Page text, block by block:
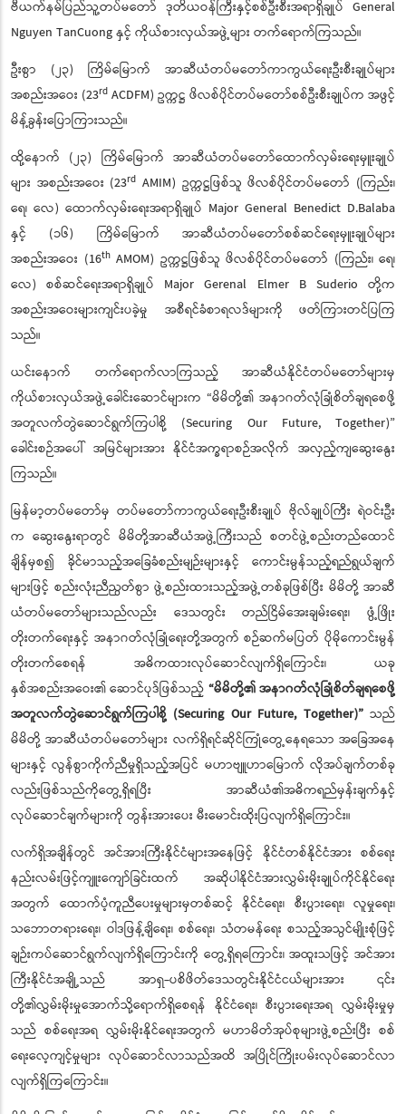
ဗီယက်နမ်ပြည်သူ့တပ်မတော် ဒုတိယဝန်ကြီးနှင့်စစ်ဦးစီးအရာရှိချုပ် General
Nguyen TanCuong နှင့် ကိုယ်စားလှယ်အဖွဲ့များ တက်ရောက်ကြသည်။
ဦးစွာ (၂၃) ကြိမ်မြောက် အာဆီယံတပ်မတော်ကာကွယ်ရေးဦးစီးချုပ်များ
အစည်းအဝေး (23rd ACDFM) ဥက္ကဋ္ဌ ဖိလစ်ပိုင်တပ်မတော်စစ်ဦးစီးချုပ်က အဖွင့်
မိန့်ခွန်းပြောကြားသည်။
ထို့နောက် (၂၃) ကြိမ်မြောက် အာဆီယံတပ်မတော်ထောက်လှမ်းရေးမှူးချုပ်
များ အစည်းအဝေး (23rd AMIM) ဥက္ကဋ္ဌဖြစ်သူ ဖိလစ်ပိုင်တပ်မတော် (ကြည်း၊
ရေ၊ လေ) ထောက်လှမ်းရေးအရာရှိချုပ် Major General Benedict D.Balaba
နှင့် (၁၆) ကြိမ်မြောက် အာဆီယံတပ်မတော်စစ်ဆင်ရေးမှူးချုပ်များ
အစည်းအဝေး (16thAMOM) ဥက္ကဋ္ဌဖြစ်သူ ဖိလစ်ပိုင်တပ်မတော် (ကြည်း၊ ရေ၊
လေ) စစ်ဆင်ရေးအရာရှိချုပ် Major Gerenal Elmer B Suderio တို့က
အစည်းအဝေးများကျင်းပခဲ့မှု အစီရင်ခံစာရလဒ်များကို ဖတ်ကြားတင်ပြကြ
သည်။
ယင်းနောက် တက်ရောက်လာကြသည့် အာဆီယံနိုင်ငံတပ်မတော်များမှ
ကိုယ်စားလှယ်အဖွဲ့ခေါင်းဆောင်များက “မိမိတို့၏ အနာဂတ်လုံခြုံစိတ်ချရစေဖို့
အတူလက်တွဲဆောင်ရွက်ကြပါစို့ (Securing Our Future, Together)”
ခေါင်းစဉ်အပေါ် အမြင်များအား နိုင်ငံအက္ခရာစဉ်အလိုက် အလှည့်ကျဆွေးနွေး
ကြသည်။
မြန်မာ့တပ်မတော်မှ တပ်မတော်ကာကွယ်ရေးဦးစီးချုပ် ဗိုလ်ချုပ်ကြီး ရဲဝင်းဦး
က ဆွေးနွေးရာတွင် မိမိတို့အာဆီယံအဖွဲ့ကြီးသည် စတင်ဖွဲ့စည်းတည်ထောင်
ချိန်မှစ၍ ခိုင်မာသည့်အခြေခံစည်းမျဉ်းများနှင့် ကောင်းမွန်သည့်ရည်ရွယ်ချက်
များဖြင့် စည်းလုံးညီညွတ်စွာ ဖွဲ့စည်းထားသည့်အဖွဲ့တစ်ခုဖြစ်ပြီး မိမိတို့ အာဆီ
ယံတပ်မတော်များသည်လည်း ဒေသတွင်း တည်ငြိမ်အေးချမ်းရေး၊ ဖွံ့ဖြိုး
တိုးတက်ရေးနှင့် အနာဂတ်လုံခြုံရေးတို့အတွက် စဉ်ဆက်မပြတ် ပိုမိုကောင်းမွန်
တိုးတက်စေရန် အဓိကထားလုပ်ဆောင်လျက်ရှိကြောင်း၊ ယခု
နှစ်‌အစည်းအဝေး၏ ဆောင်ပုဒ်ဖြစ်သည့် “မိမိတို့၏ အနာဂတ်လုံခြုံစိတ်ချရစေဖို့
အတူလက်တွဲဆောင်ရွက်ကြပါစို့ (Securing Our Future, Together)”သည်
မိမိတို့ အာဆီယံတပ်မတော်များ လက်ရှိရင်ဆိုင်ကြုံတွေ့နေရသော အခြေအနေ
များနှင့် လွန်စွာကိုက်ညီမှုရှိသည့်အပြင် မဟာဗျူဟာမြောက် လိုအပ်ချက်တစ်ခု
လည်းဖြစ်သည်ကိုတွေ့ရှိရပြီး အာဆီယံ၏အဓိကရည်မှန်းချက်နှင့်
လုပ်ဆောင်ချက်များကို တွန်းအားပေး မီးမောင်းထိုးပြလျက်ရှိကြောင်း။
လက်ရှိအချိန်တွင် အင်အားကြီးနိုင်ငံများအနေဖြင့် နိုင်ငံတစ်နိုင်ငံအား စစ်ရေး
နည်းလမ်းဖြင့်ကျူးကျော်ခြင်းထက် အဆိုပါနိုင်ငံအားလွှမ်းမိုးချုပ်ကိုင်နိုင်ရေး
အတွက် ထောက်ပံ့ကူညီပေးမှုများမှတစ်ဆင့် နိုင်ငံရေး၊ စီးပွားရေး၊ လူမှုရေး၊
သဘောတရားရေး၊ ဝါဒဖြန့်ချိရေး၊ စစ်ရေး၊ သံတမန်ရေး စသည့်အသွင်မျိုးစုံဖြင့်
ချဉ်းကပ်ဆောင်ရွက်လျက်ရှိကြောင်းကို တွေ့ရှိရကြောင်း၊ အထူးသဖြင့် အင်အား
ကြီးနိုင်ငံအချို့သည် အာရှ-ပစိဖိတ်ဒေသတွင်းနိုင်ငံငယ်များအား ၎င်း
တို့၏လွှမ်းမိုးမှုအောက်သို့ရောက်ရှိစေရန် နိုင်ငံရေး၊ စီးပွားရေးအရ လွှမ်းမိုးမှုမှ
သည် စစ်ရေးအရ လွှမ်းမိုးနိုင်ရေးအတွက် မဟာမိတ်အုပ်စုများဖွဲ့စည်းပြီး စစ်
ရေးလေ့ကျင့်မှုများ လုပ်ဆောင်လာသည်အထိ အပြိုင်ကြိုးပမ်းလုပ်ဆောင်လာ
လျက်ရှိကြကြောင်း။